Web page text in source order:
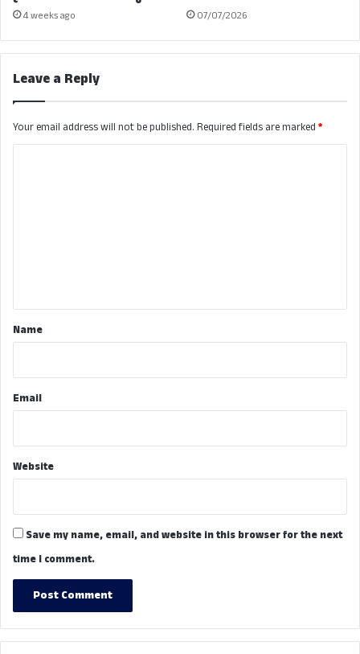
4 weeks ago 07/07/2026
Leave a Reply
Your email address will not be published. Required fields are marked *
*Name
Email
Website
Save my name, email, and website in this browser for the next
time I comment.